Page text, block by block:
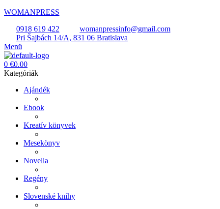
WOMANPRESS
0918 619 422
womanpressinfo@gmail.com
Pri Šajbách 14/A, 831 06 Bratislava
Menü
0 €0.00
Kategóriák
Ajándék
Ebook
Kreatív könyvek
Mesekönyv
Novella
Regény
Slovenské knihy